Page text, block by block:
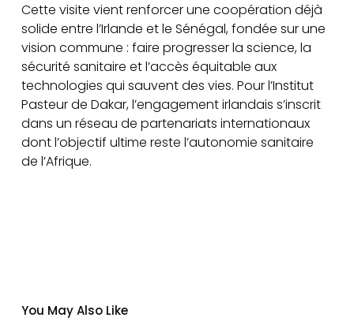
Cette visite vient renforcer une coopération déjà
solide entre l’Irlande et le Sénégal, fondée sur une
vision commune : faire progresser la science, la
sécurité sanitaire et l’accès équitable aux
technologies qui sauvent des vies. Pour l’Institut
Pasteur de Dakar, l’engagement irlandais s’inscrit
dans un réseau de partenariats internationaux
dont l’objectif ultime reste l’autonomie sanitaire
de l’Afrique.
You May Also Like